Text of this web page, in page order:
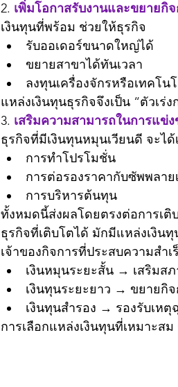
2. เพิ่มโอกาสรับงานและขยายกิ
เงินทุนที่พร้อม ช่วยให้ธุรกิจ
รับออเดอร์ขนาดใหญ่ได้
ขยายสาขาได้ทันเวลา
ลงทุนเครื่องจักรหรือเทคโน
แหล่งเงินทุนธุรกิจจึงเป็น “ตัวเร่
3. เสริมความสามารถในการแข่
ธุรกิจที่มีเงินทุนหมุนเวียนดี จะไ
การทำโปรโมชั่น
การต่อรองราคากับซัพพลาย
การบริหารต้นทุน
ทั้งหมดนี้ส่งผลโดยตรงต่อการเติ
ธุรกิจที่เติบโตได้ มักมีแหล่งเงิน
เจ้าของกิจการที่ประสบความสำ
เงินหมุนระยะสั้น → เสริมส
เงินทุนระยะยาว → ขยายกิจ
เงินทุนสำรอง → รองรับเหตุ
การเลือกแหล่งเงินทุนที่เหมาะส